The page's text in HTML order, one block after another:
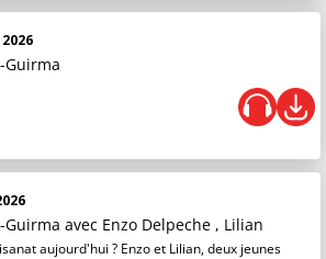
Guirma
Guirma avec Enzo Delpeche , Lilian
aujourd'hui ? Enzo et Lilian, deux jeunes